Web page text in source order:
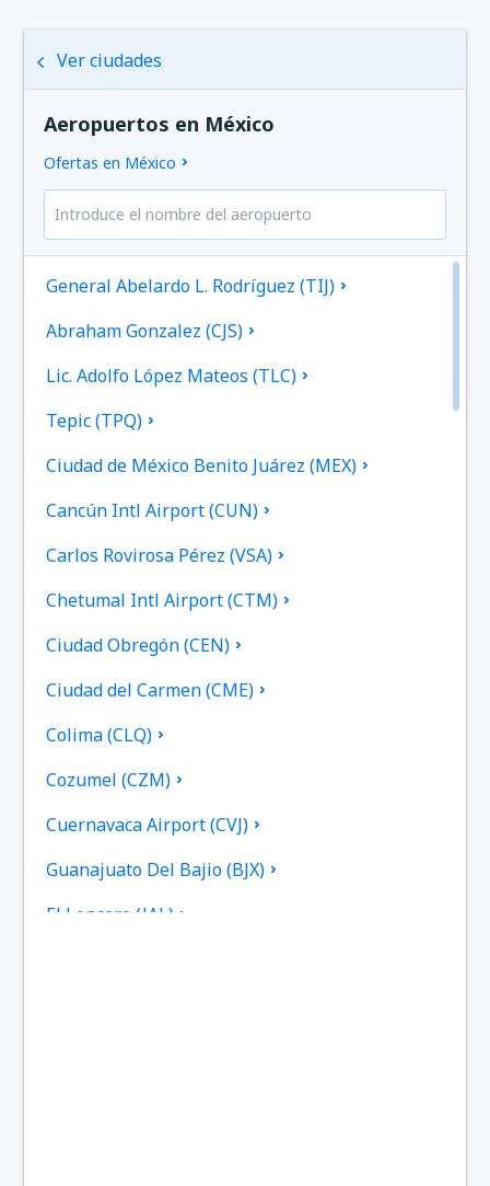
Ver ciudades
Aeropuertos en México
Ofertas en México
General Abelardo L. Rodríguez (TIJ)
Abraham Gonzalez (CJS)
Lic. Adolfo López Mateos (TLC)
Tepic (TPQ)
Ciudad de México Benito Juárez (MEX)
Cancún Intl Airport (CUN)
Carlos Rovirosa Pérez (VSA)
Chetumal Intl Airport (CTM)
Ciudad Obregón (CEN)
Ciudad del Carmen (CME)
Colima (CLQ)
Cozumel (CZM)
Cuernavaca Airport (CVJ)
Guanajuato Del Bajio (BJX)
El Lencero (JAL)